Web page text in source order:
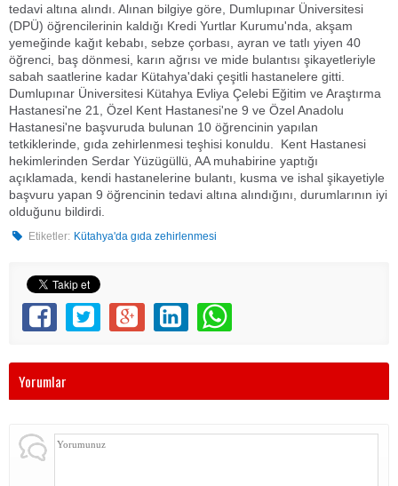
tedavi altına alındı. Alınan bilgiye göre, Dumlupınar Üniversitesi
(DPÜ) öğrencilerinin kaldığı Kredi Yurtlar Kurumu'nda, akşam
yemeğinde kağıt kebabı, sebze çorbası, ayran ve tatlı yiyen 40
öğrenci, baş dönmesi, karın ağrısı ve mide bulantısı şikayetleriyle
sabah saatlerine kadar Kütahya'daki çeşitli hastanelere gitti.
Dumlupınar Üniversitesi Kütahya Evliya Çelebi Eğitim ve Araştırma
Hastanesi'ne 21, Özel Kent Hastanesi'ne 9 ve Özel Anadolu
Hastanesi'ne başvuruda bulunan 10 öğrencinin yapılan
tetkiklerinde, gıda zehirlenmesi teşhisi konuldu. Kent Hastanesi
hekimlerinden Serdar Yüzügüllü, AA muhabirine yaptığı
açıklamada, kendi hastanelerine bulantı, kusma ve ishal şikayetiyle
başvuru yapan 9 öğrencinin tedavi altına alındığını, durumlarının iyi
olduğunu bildirdi.
Etiketler: Kütahya'da gıda zehirlenmesi
Yorumlar